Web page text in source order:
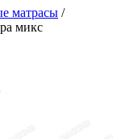
матрасы /
микс